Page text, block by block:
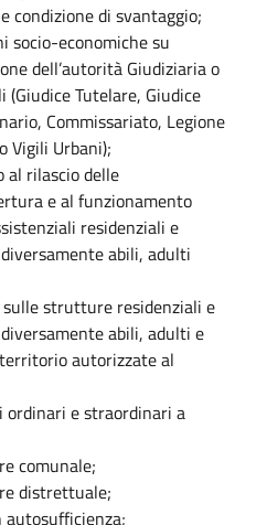
condizione di svantaggio;
socio-economiche su
dell’autorità Giudiziaria o
Tutelare, Giudice
Commissariato, Legione
Vigili Urbani);
rilascio delle
e al funzionamento
residenziali e
abili, adulti
strutture residenziali e
abili, adulti e
autorizzate al
ordinari e straordinari a
comunale;
distrettuale;